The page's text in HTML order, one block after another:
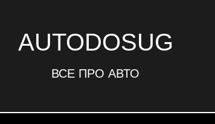
AUTODOSUG
ВСЕ ПРО АВТО